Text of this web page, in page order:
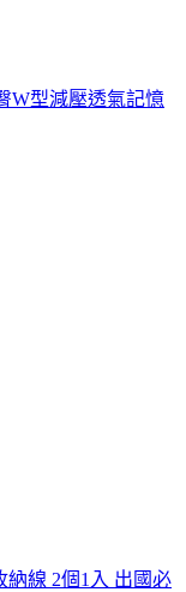
W型減壓透氣記憶
納線 2個1入 出國必